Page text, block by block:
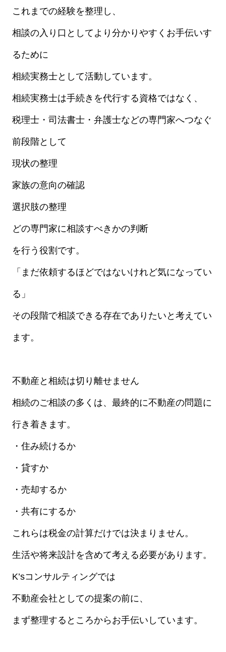
これまでの経験を整理し、
相談の入り口としてより分かりやすくお手伝いす
るために
相続実務士として活動しています。
相続実務士は手続きを代行する資格ではなく、
税理士・司法書士・弁護士などの専門家へつなぐ
前段階として
現状の整理
家族の意向の確認
選択肢の整理
どの専門家に相談すべきかの判断
を行う役割です。
「まだ依頼するほどではないけれど気になってい
る」
その段階で相談できる存在でありたいと考えてい
ます。
不動産と相続は切り離せません
相続のご相談の多くは、最終的に不動産の問題に
行き着きます。
・住み続けるか
・貸すか
・売却するか
・共有にするか
これらは税金の計算だけでは決まりません。
生活や将来設計を含めて考える必要があります。
K’sコンサルティングでは
不動産会社としての提案の前に、
まず整理するところからお手伝いしています。